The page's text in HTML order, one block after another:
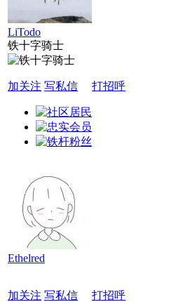
LiTodo
铁十字骑士
加关注 写私信 打招呼
Ethelred
加关注 写私信 打招呼